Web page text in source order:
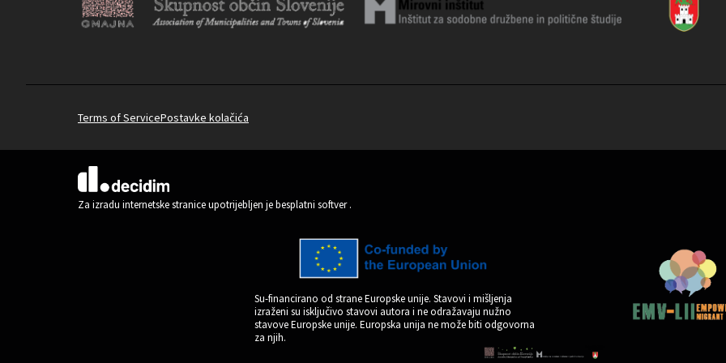
Terms of ServicePostavke kolačića
(Vanjska poveznica)
Za izradu internetske stranice upotrijebljen je besplatni softver.
Su-financirano od strane Europske unije. Stavovi i mišljenja
izraženi su isključivo stavovi autora i ne odražavaju nužno
stavove Europske unije. Europska unija ne može biti odgovorna
za njih.